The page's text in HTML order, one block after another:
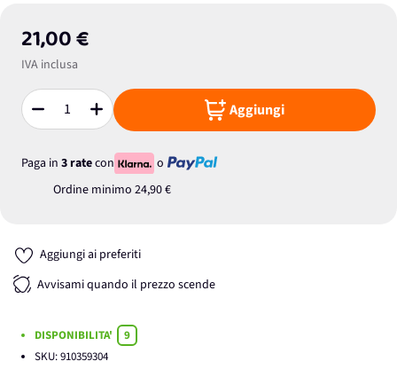
21,00 €
IVA inclusa
Quantità Aggiungi
Paga in 3 ratecon
o
Ordine minimo 24,90 €
Aggiungi ai preferiti
Avvisami quando il prezzo scende
DISPONIBILITA'
9
SKU:910359304